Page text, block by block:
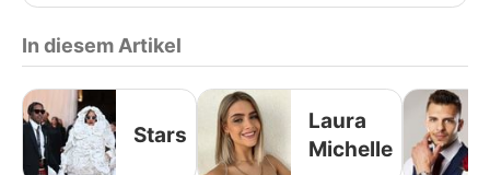
In diesem Artikel
Stars
Laura
Michelle